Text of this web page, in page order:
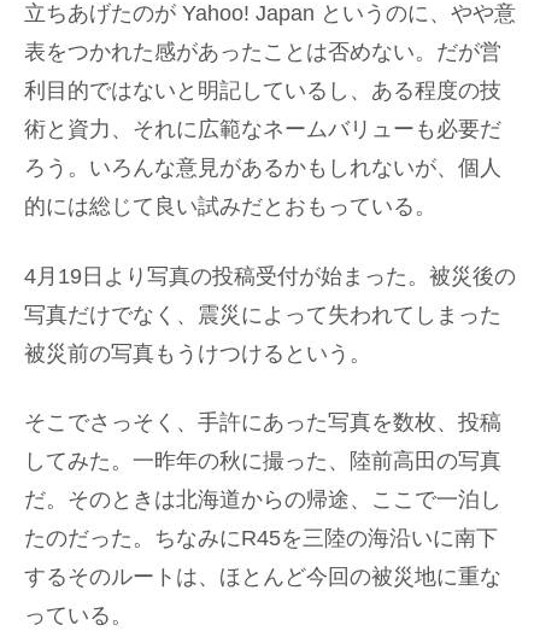
立ちあげたのが Yahoo! Japan というのに、やや意
表をつかれた感があったことは否めない。だが営
利目的ではないと明記しているし、ある程度の技
術と資力、それに広範なネームバリューも必要だ
ろう。いろんな意見があるかもしれないが、個人
的には総じて良い試みだとおもっている。
4月19日より写真の投稿受付が始まった。被災後の
写真だけでなく、震災によって失われてしまった
被災前の写真もうけつけるという。
そこでさっそく、手許にあった写真を数枚、投稿
してみた。一昨年の秋に撮った、陸前高田の写真
だ。そのときは北海道からの帰途、ここで一泊し
たのだった。ちなみにR45を三陸の海沿いに南下
するそのルートは、ほとんど今回の被災地に重な
っている。